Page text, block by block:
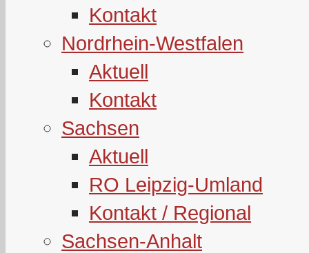
Kontakt
Nordrhein-Westfalen
Aktuell
Kontakt
Sachsen
Aktuell
RO Leipzig-Umland
Kontakt / Regional
Sachsen-Anhalt